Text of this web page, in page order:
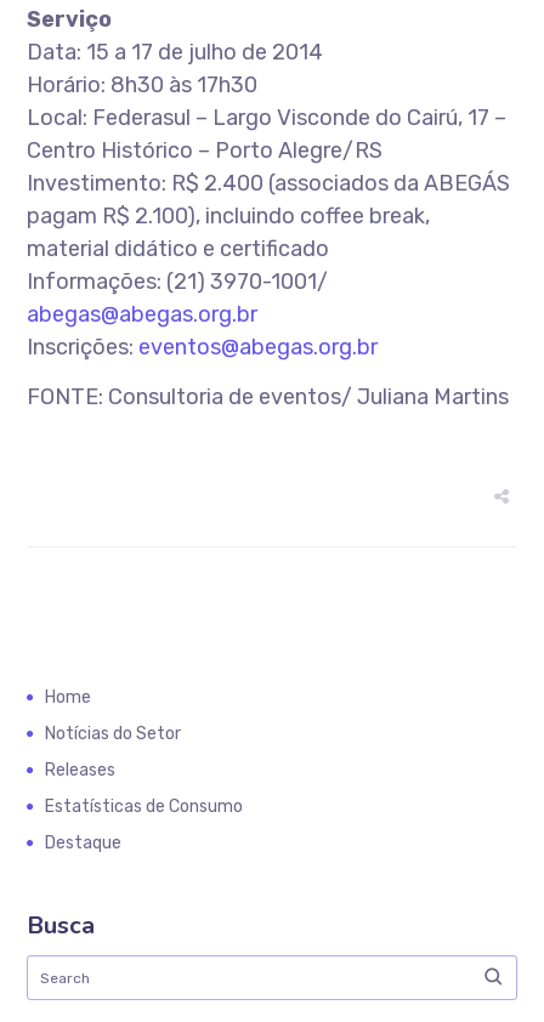
Serviço
Data: 15 a 17 de julho de 2014
Horário: 8h30 às 17h30
Local: Federasul – Largo Visconde do Cairú, 17 –
Centro Histórico – Porto Alegre/RS
Investimento: R$ 2.400 (associados da ABEGÁS
pagam R$ 2.100), incluindo coffee break,
material didático e certificado
Informações: (21) 3970-1001/
abegas@abegas.org.br
Inscrições: eventos@abegas.org.br
FONTE: Consultoria de eventos/ Juliana Martins
Home
Notícias do Setor
Releases
Estatísticas de Consumo
Destaque
Busca